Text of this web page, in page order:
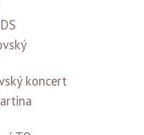
koncert